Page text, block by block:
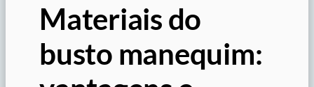
Materiais do
busto manequim: